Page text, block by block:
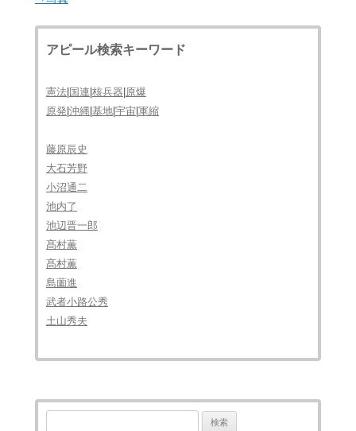
アピール検索キーワード
憲法 国連 核兵器 原爆
原発 沖縄 基地 宇宙 軍縮
藤原辰史
大石芳野
小沼通二
池内了
池辺晋一郎
髙村薫
髙村薫
島薗進
武者小路公秀
土山秀夫